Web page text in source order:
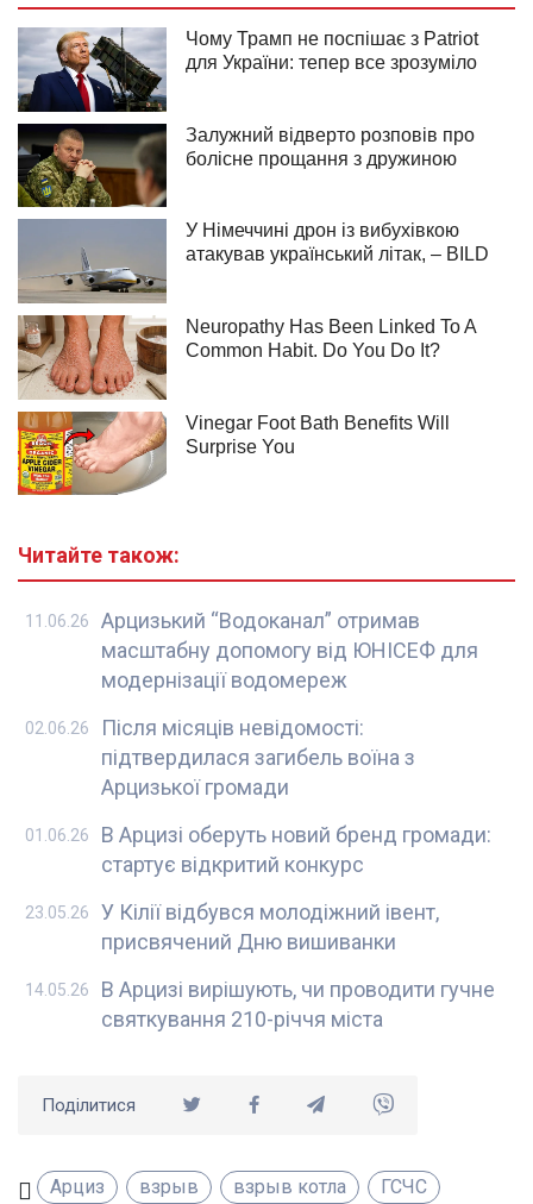
Читайте також:
Арцизький “Водоканал” отримав
масштабну допомогу від ЮНІСЕФ для
модернізації водомереж
11.06.26
Після місяців невідомості:
підтвердилася загибель воїна з
Арцизької громади
02.06.26
В Арцизі оберуть новий бренд громади:
стартує відкритий конкурс
01.06.26
У Кілії відбувся молодіжний івент,
присвячений Дню вишиванки
23.05.26
В Арцизі вирішують, чи проводити гучне
святкування 210-річчя міста
14.05.26
Поділитися
Арциз взрыв взрыв котла ГСЧС